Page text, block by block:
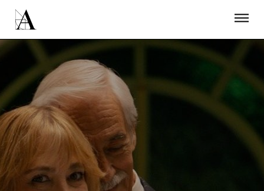
PROYECTOS
ÚNETE A LA ACADEMIA DE CINE
NEWSLETTER